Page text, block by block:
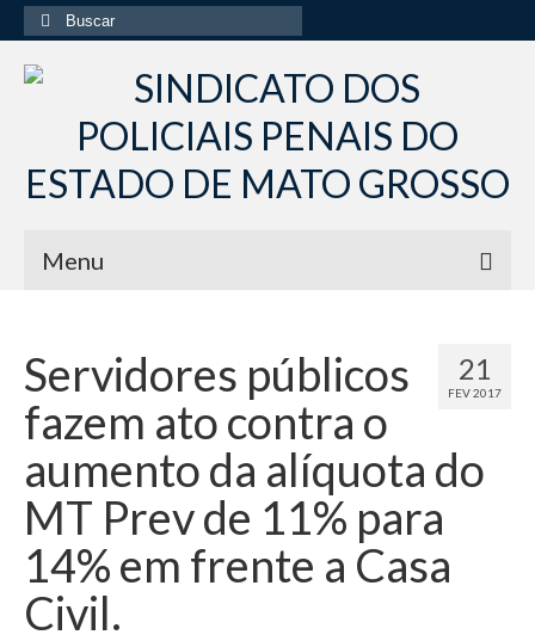
Buscar
por:
Menu
Institucional
Diretoria Sindsppen
Histórico do Sindsppen
Histórico do Sistema Penitenciário do Estado
de Mato Grosso
Formulário de Requerimento Padrão Sindsppen
21
FEV 2017
Servidores públicos
fazem ato contra o
aumento da alíquota do
MT Prev de 11% para
14% em frente a Casa
Civil.